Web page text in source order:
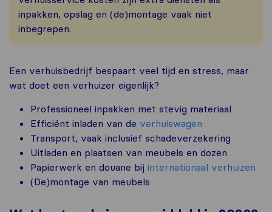
inpakken, opslag en (de)montage vaak niet
inbegrepen.
Een verhuisbedrijf bespaart veel tijd en stress, maar
wat doet een verhuizer eigenlijk?
Professioneel inpakken met stevig materiaal
Efficiënt inladen van de verhuiswagen
Transport, vaak inclusief schadeverzekering
Uitladen en plaatsen van meubels en dozen
Papierwerk en douane bij internationaal verhuizen
(De)montage van meubels